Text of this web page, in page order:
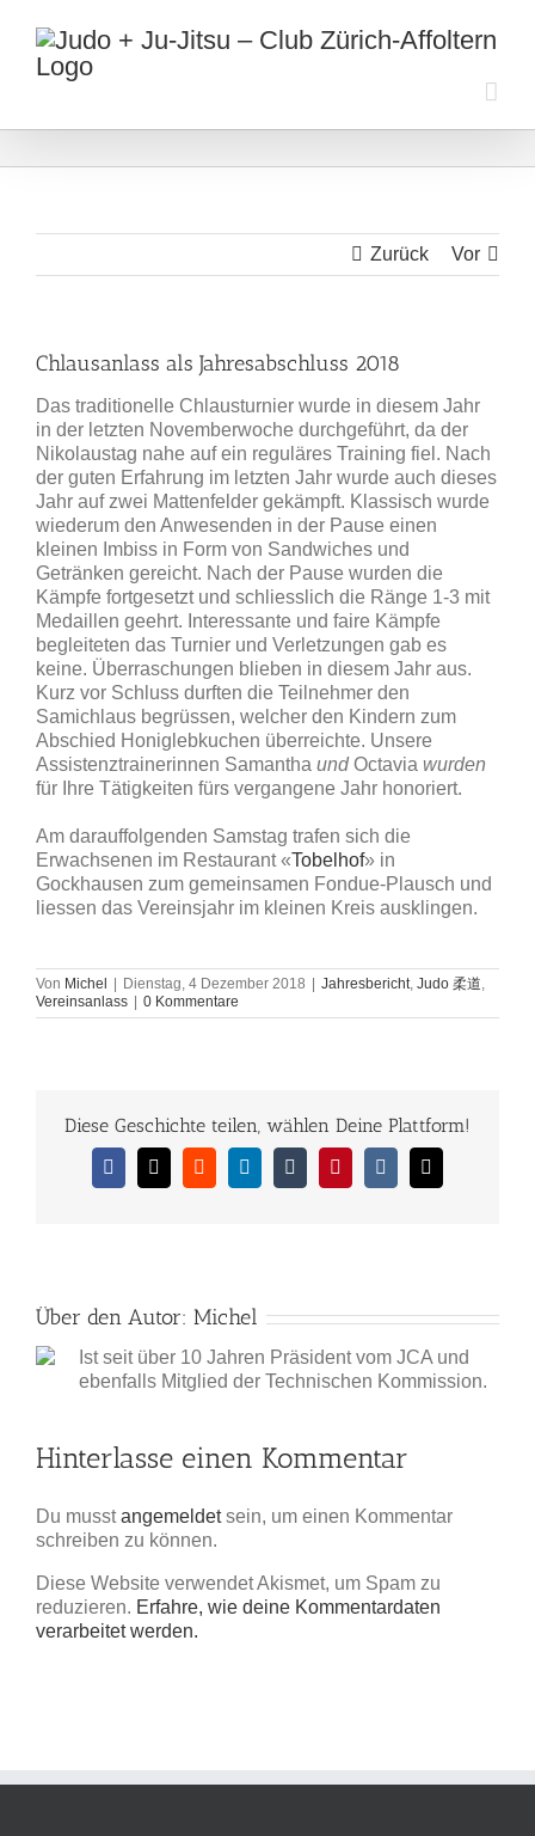
Inhalt
springen
Zurück Vor
Chlausanlass als Jahresabschluss 2018
Das traditionelle Chlausturnier wurde in diesem Jahr
in der letzten Novemberwoche durchgeführt, da der
Nikolaustag nahe auf ein reguläres Training fiel. Nach
der guten Erfahrung im letzten Jahr wurde auch dieses
Jahr auf zwei Mattenfelder gekämpft. Klassisch wurde
wiederum den Anwesenden in der Pause einen
kleinen Imbiss in Form von Sandwiches und
Getränken gereicht. Nach der Pause wurden die
Kämpfe fortgesetzt und schliesslich die Ränge 1-3 mit
Medaillen geehrt. Interessante und faire Kämpfe
begleiteten das Turnier und Verletzungen gab es
keine. Überraschungen blieben in diesem Jahr aus.
Kurz vor Schluss durften die Teilnehmer den
Samichlaus begrüssen, welcher den Kindern zum
Abschied Honiglebkuchen überreichte. Unsere
Assistenztrainerinnen Samantha undOctavia wurden
für Ihre Tätigkeiten fürs vergangene Jahr honoriert.
Am darauffolgenden Samstag trafen sich die
Erwachsenen im Restaurant «Tobelhof» in
Gockhausen zum gemeinsamen Fondue-Plausch und
liessen das Vereinsjahr im kleinen Kreis ausklingen.
Von Michel Dienstag, 4 Dezember 2018 Jahresbericht, Judo 柔道,
Vereinsanlass
0 Kommentare
Diese Geschichte teilen, wählen Deine Plattform!
Facebook
X RedditLinkedInTumblrPinterestVk
E-
Mail
Über den Autor: Michel
Ist seit über 10 Jahren Präsident vom JCA und
ebenfalls Mitglied der Technischen Kommission.
Hinterlasse einen Kommentar
Du musstangemeldetsein, um einen Kommentar
schreiben zu können.
Diese Website verwendet Akismet, um Spam zu
reduzieren. Erfahre, wie deine Kommentardaten
verarbeitet werden.